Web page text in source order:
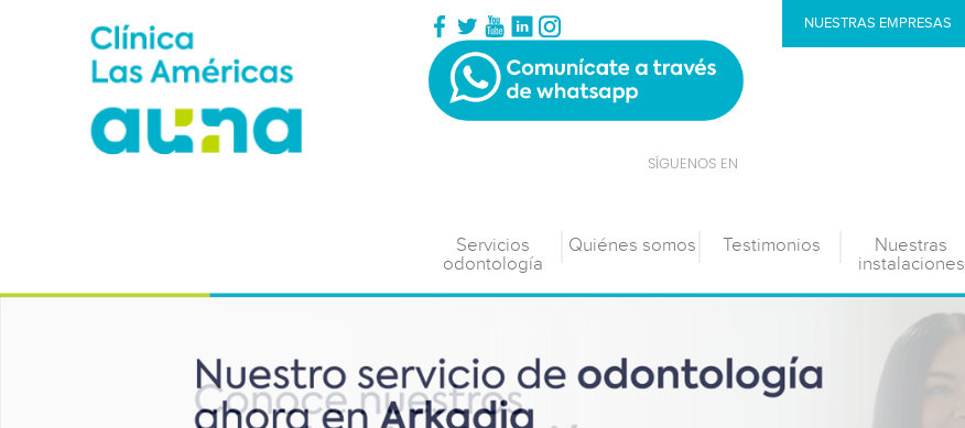
SÍGUENOS EN
NUESTRAS EMPRESAS
Servicios
odontología
Quiénes somos Testimonios
Nuestras
instalaciones